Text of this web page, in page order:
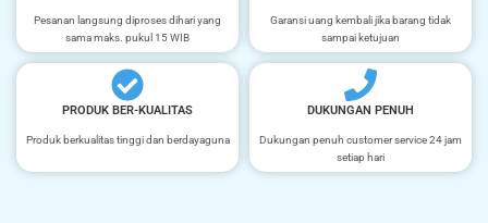
Pesanan langsung diproses dihari yang
sama maks. pukul 15 WIB
Garansi uang kembali jika barang tidak
sampai ketujuan
PRODUK BER-KUALITAS
Produk berkualitas tinggi dan berdayaguna
DUKUNGAN PENUH
Dukungan penuh customer service 24 jam
setiap hari